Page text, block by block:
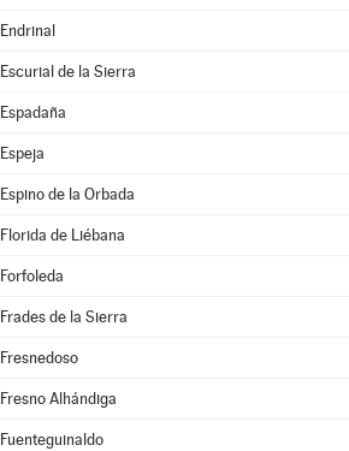
Endrinal
Escurial de la Sierra
Espadaña
Espeja
Espino de la Orbada
Florida de Liébana
Forfoleda
Frades de la Sierra
Fresnedoso
Fresno Alhándiga
Fuenteguinaldo